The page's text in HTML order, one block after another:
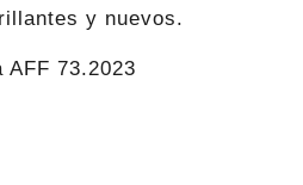
y nuevos.
73.2023